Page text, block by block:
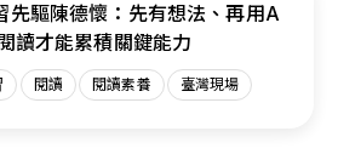
先驅陳德懷：先有想法、再用A
讀才能累積關鍵能力
閱讀 閱讀素養 臺灣現場